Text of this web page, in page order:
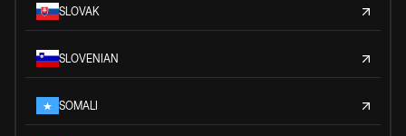
SLOVAK
SLOVENIAN
SOMALI